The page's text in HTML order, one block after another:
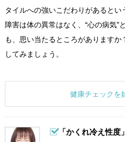
タイルへの強いこだわりがあると
障害は体の異常はなく、“心の病気”
も、思い当たるところがあります
してみましょう。
健康チェックを
「かくれ冷え性度